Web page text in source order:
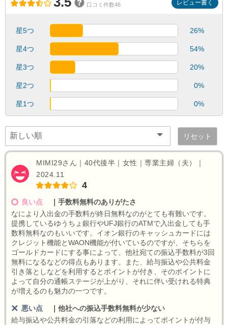
口コミ件数46 レビュー書く
星5つ 26%
星4つ 54%
星3つ 20%
星2つ 0%
星1つ 0%
リセット
MIMI29さん｜40代後半｜女性｜専業主婦（夫）｜
2024.11
4
良い点
手数料無料のありがたさ
なにより入出金の手数料が終日無料なのがとても有難いです。
提携しているゆうちょ銀行やUFJ銀行のATMで入出金しても手
数料無料なのもいいです。イオン銀行のキャッシュカードには
クレジット機能とWAON機能が付いているのですが、そちらを
ゴールドカードにする事によって、他社宛ての振込手数料が3回
無料になるなどの得点もあります。また、給与振込や公共料金
引き落としなどを利用するとポイントが付き、そのポイントに
よって自分の通帳ステージが上がり、それに伴い受けれる特典
が増えるのも魅力の一つです。
悪い点
他社への振込手数料無料が少ない
給与振込や公共料金の引落などの利用によってポイントが付与